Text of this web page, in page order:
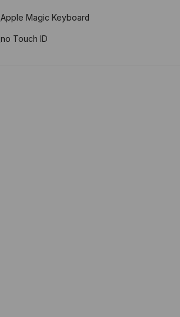
Apple Magic Keyboard
no Touch ID